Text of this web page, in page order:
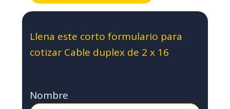
Llena este corto formulario para
cotizar Cable duplex de 2 x 16
Nombre